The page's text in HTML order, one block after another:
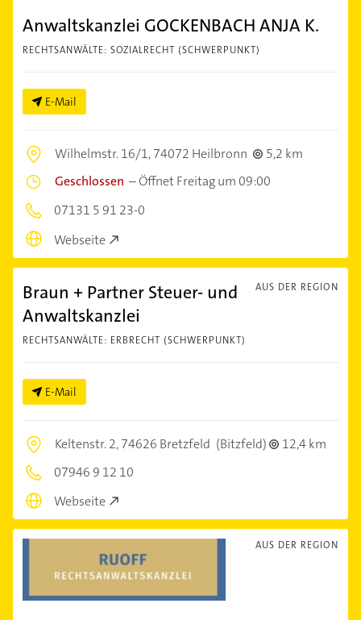
Anwaltskanzlei GOCKENBACH ANJA K.
RECHTSANWÄLTE: SOZIALRECHT (SCHWERPUNKT)
E-Mail
Wilhelmstr. 16/1,74072 Heilbronn
5,2 km
Geschlossen –Öffnet Freitag um 09:00
07131 5 91 23-0
Webseite
AUS DER REGION
Braun + Partner Steuer- und
Anwaltskanzlei
RECHTSANWÄLTE: ERBRECHT (SCHWERPUNKT)
E-Mail
Keltenstr. 2,74626 Bretzfeld (Bitzfeld)
12,4 km
07946 9 12 10
Webseite
AUS DER REGION